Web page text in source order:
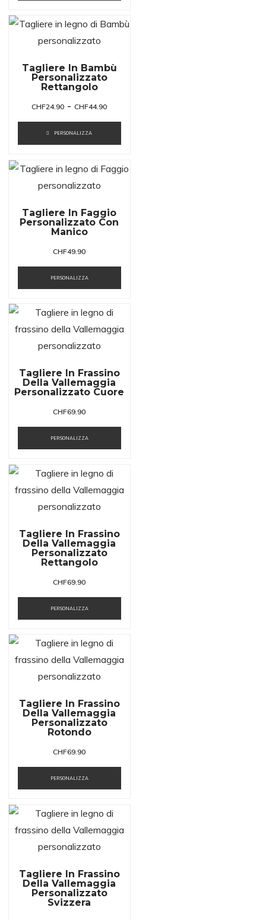
Tagliere In Bambù
Personalizzato
Rettangolo
CHF24.90 - CHF44.90
PERSONALIZZA
Tagliere In Faggio
Personalizzato Con
Manico
CHF49.90
PERSONALIZZA
Tagliere In Frassino
Della Vallemaggia
Personalizzato Cuore
CHF69.90
PERSONALIZZA
Tagliere In Frassino
Della Vallemaggia
Personalizzato
Rettangolo
CHF69.90
PERSONALIZZA
Tagliere In Frassino
Della Vallemaggia
Personalizzato
Rotondo
CHF69.90
PERSONALIZZA
Tagliere In Frassino
Della Vallemaggia
Personalizzato
Svizzera